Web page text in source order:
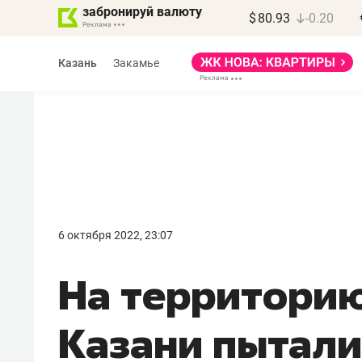
забронируй валюту $ 80.93 -0.20
Казань Закамье
6 октября 2022, 23:07
На
Казани
девелопера – найти
правильный продукт»
Девелопер из топ-10*
Башкортостана входит в Татарстан